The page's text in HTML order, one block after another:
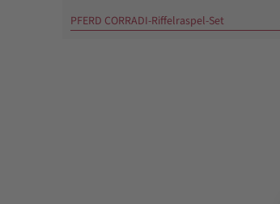
PFERD CORRADI-Riffelraspel-Set